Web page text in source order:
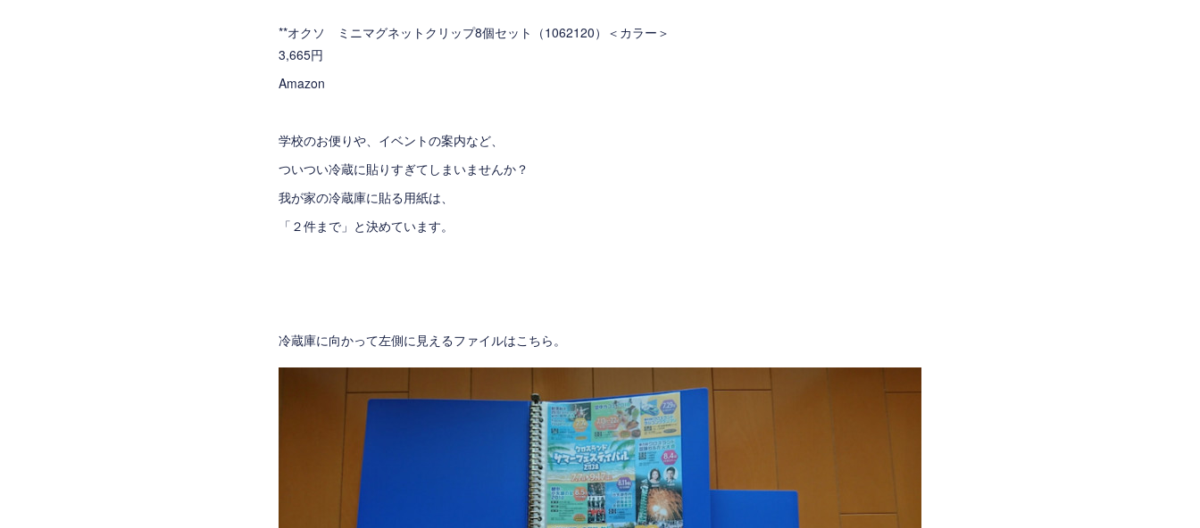
**オクソ ミニマグネットクリップ8個セット（1062120）＜カラー＞
3,665円
Amazon
学校のお便りや、イベントの案内など、
ついつい冷蔵に貼りすぎてしまいませんか？
我が家の冷蔵庫に貼る用紙は、
「２件まで」と決めています。
冷蔵庫に向かって左側に見えるファイルはこちら。